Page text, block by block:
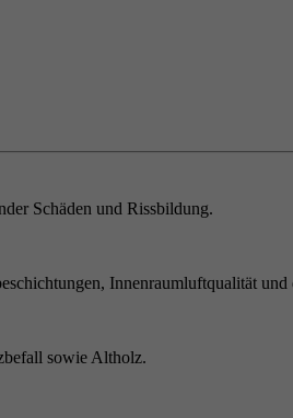
Schäden und Rissbildung.
Innenraumluftqualität und
sowie Altholz.